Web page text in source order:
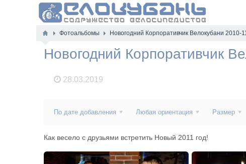
Фотоальбомы Новогодний Корпоративчик Велокубани 2010-
Новогодний Корпоративчик
28.03.2019
По дате добавления Любая ориентация Размер
Как весело с друзьями встретить Новый 2011 год!